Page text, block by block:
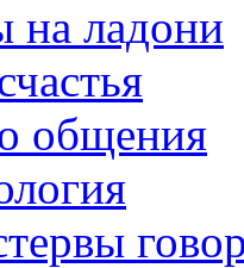
ладони
общения